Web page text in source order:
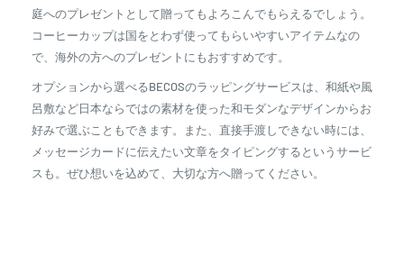
庭へのプレゼントとして贈ってもよろこんでもらえるでしょう。
コーヒーカップは国をとわず使ってもらいやすいアイテムなの
で、海外の方へのプレゼントにもおすすめです。
オプションから選べるBECOSのラッピングサービスは、和紙や風
呂敷など日本ならではの素材を使った和モダンなデザインからお
好みで選ぶこともできます。また、直接手渡しできない時には、
メッセージカードに伝えたい文章をタイピングするというサービ
スも。ぜひ想いを込めて、大切な方へ贈ってください。